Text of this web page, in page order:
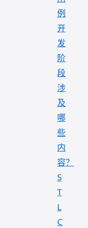
例
开
发
阶
段
涉
及
哪
些
内
容？
S
T
L
C